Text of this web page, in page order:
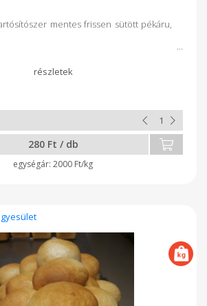
mentes frissen sütött pékáru,
280 Ft / db
2000 Ft/kg